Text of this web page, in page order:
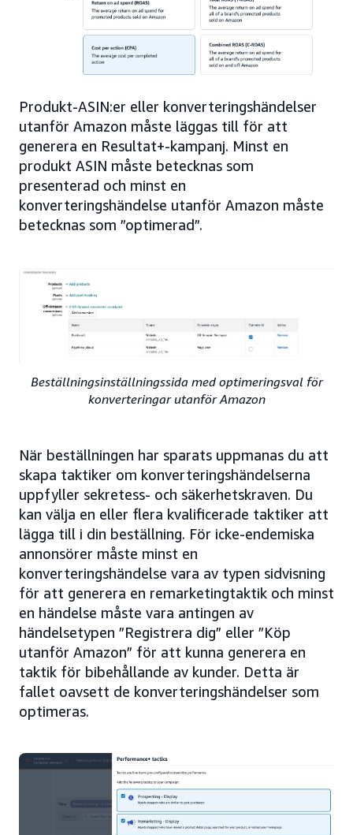
Produkt-ASIN:er eller konverteringshändelser
utanför Amazon måste läggas till för att
generera en Resultat+-kampanj. Minst en
produkt ASIN måste betecknas som
presenterad och minst en
konverteringshändelse utanför Amazon måste
betecknas som ”optimerad”.
Beställningsinställningssida med optimeringsval för
konverteringar utanför Amazon
När beställningen har sparats uppmanas du att
skapa taktiker om konverteringshändelserna
uppfyller sekretess- och säkerhetskraven. Du
kan välja en eller flera kvalificerade taktiker att
lägga till i din beställning. För icke-endemiska
annonsörer måste minst en
konverteringshändelse vara av typen sidvisning
för att generera en remarketingtaktik och minst
en händelse måste vara antingen av
händelsetypen ”Registrera dig” eller ”Köp
utanför Amazon” för att kunna generera en
taktik för bibehållande av kunder. Detta är
fallet oavsett de konverteringshändelser som
optimeras.